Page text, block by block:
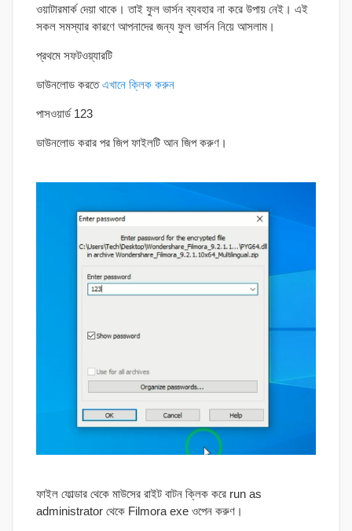
ওয়াটারমার্ক দেয়া থাকে। তাই ফুল ভার্সন ব্যবহার না করে উপায় নেই। এই
সকল সমস্যার কারণে আপনাদের জন্য ফুল ভার্সন নিয়ে আসলাম।
প্রথমে সফটওয়্যারটি
ডাউনলোড করতেএখানে ক্লিক করুন
পাসওয়ার্ড 123
ডাউনলোড করার পর জিপ ফাইলটি আন জিপ করুণ।
ফাইল ফোল্ডার থেকে মাউসের রাইট বাটন ক্লিক করে run as
administrator থেকে Filmora exe ওপেন করুণ।